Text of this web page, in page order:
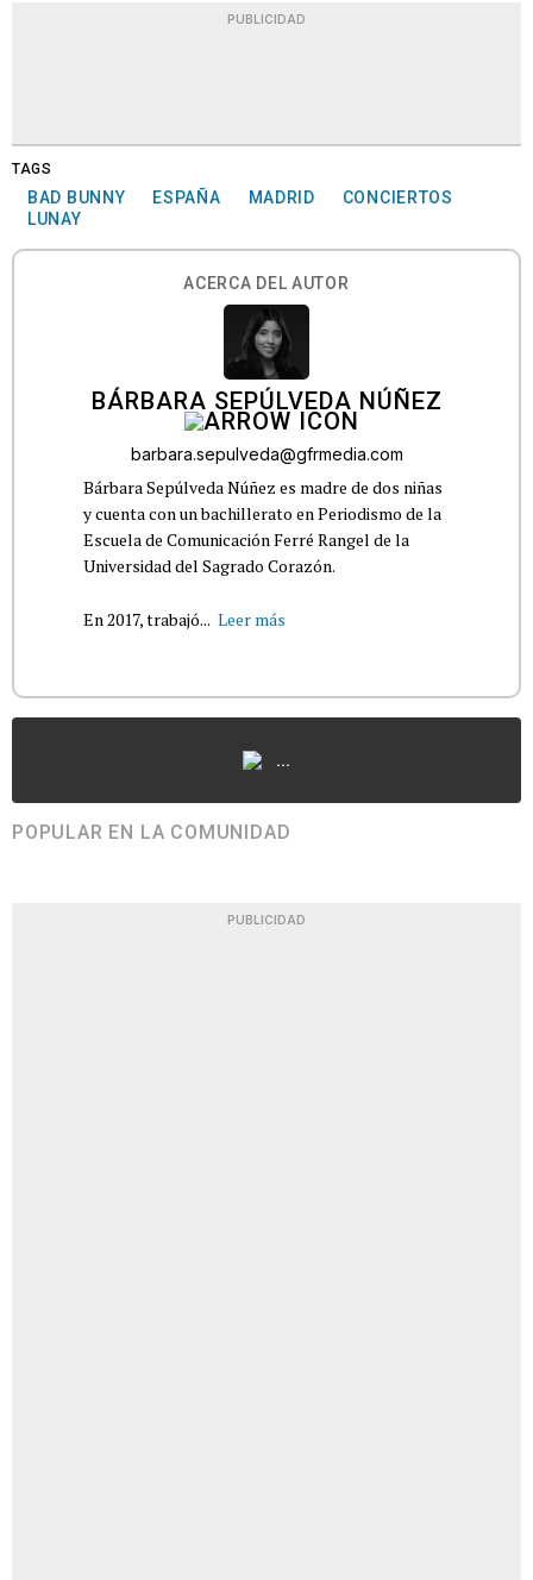
PUBLICIDAD
TAGS
BAD BUNNY ESPAÑA MADRID
CONCIERTOS
LUNAY
ACERCA DEL AUTOR
BÁRBARA SEPÚLVEDA NÚÑEZ
barbara.sepulveda@gfrmedia.com
Bárbara Sepúlveda Núñez es madre de dos niñas
y cuenta con un bachillerato en Periodismo de la
Escuela de Comunicación Ferré Rangel de la
Universidad del Sagrado Corazón.
En 2017, trabajó... Leer más
...
POPULAR EN LA COMUNIDAD
PUBLICIDAD